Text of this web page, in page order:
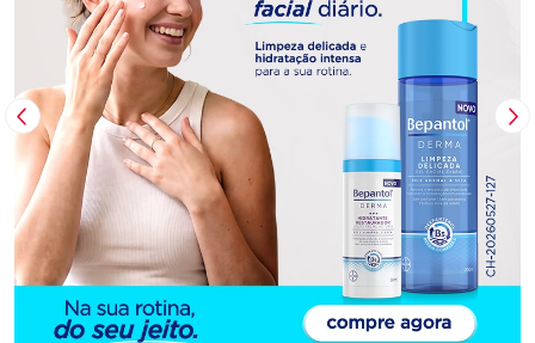
Imagem Anterior